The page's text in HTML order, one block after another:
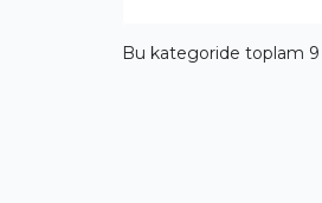
Bu kategoride toplam 9